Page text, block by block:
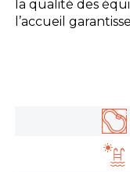
la qualité des
l’accueil